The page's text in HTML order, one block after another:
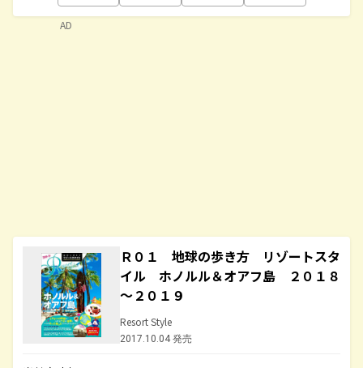
Ｒ０１ 地球の歩き方 リゾートスタ
イル ホノルル＆オアフ島 ２０１８
～２０１９
Resort Style
2017.10.04 発売
AD